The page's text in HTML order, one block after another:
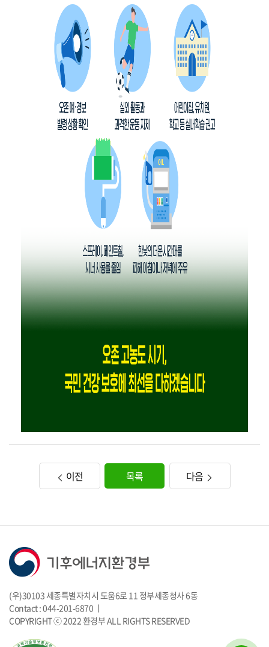
이전 목록 다음
(우)30103 세종특별자치시 도움6로 11 정부세종청사 6동
Contact : 044-201-6870 ㅣ
COPYRIGHT ⓒ 2022 환경부 ALL RIGHTS RESERVED